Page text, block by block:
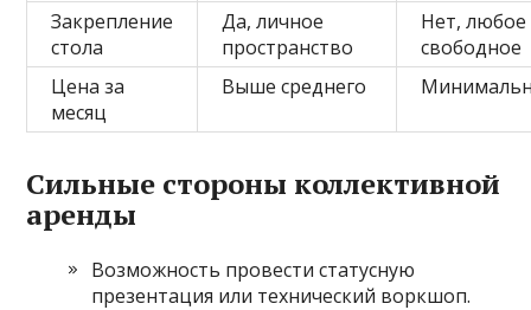
Закрепление
стола
Да, личное
пространство
Нет, любое
свободное
Цена за
месяц
Выше среднего
Сильные стороны коллективной
аренды
Возможность провести статусную
презентация или технический воркшоп.